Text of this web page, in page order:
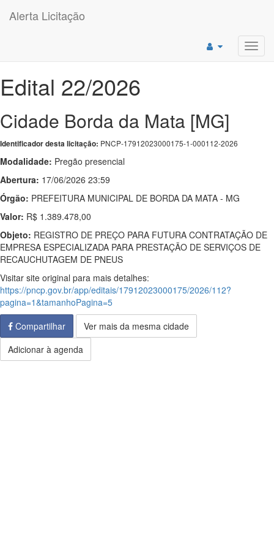
Alerta Licitação
Edital 22/2026
Cidade Borda da Mata [MG]
Identificador desta licitação: PNCP-17912023000175-1-000112-2026
Modalidade: Pregão presencial
Abertura: 17/06/2026 23:59
Órgão: PREFEITURA MUNICIPAL DE BORDA DA MATA - MG
Valor: R$ 1.389.478,00
Objeto: REGISTRO DE PREÇO PARA FUTURA CONTRATAÇÃO DE
EMPRESA ESPECIALIZADA PARA PRESTAÇÃO DE SERVIÇOS DE
RECAUCHUTAGEM DE PNEUS
Visitar site original para mais detalhes:
https://pncp.gov.br/app/editais/17912023000175/2026/112?
pagina=1&tamanhoPagina=5
Compartilhar
Ver mais da mesma cidade
Adicionar à agenda